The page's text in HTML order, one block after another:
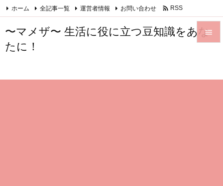
〜マメザ〜 生活に役に立つ豆知識をあな
たに！


ホーム 全記事一覧 運営者情報 お問い合わせ  RSS